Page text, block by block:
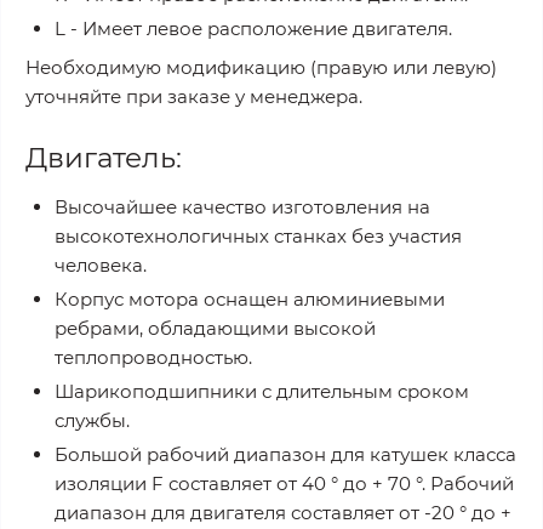
L - Имеет левое расположение двигателя.
Необходимую модификацию (правую или левую)
уточняйте при заказе у менеджера.
Двигатель:
Высочайшее качество изготовления на
высокотехнологичных станках без участия
человека.
Корпус мотора оснащен алюминиевыми
ребрами, обладающими высокой
теплопроводностью.
Шарикоподшипники с длительным сроком
службы.
Большой рабочий диапазон для катушек класса
изоляции F составляет от 40 ° до + 70 °. Рабочий
диапазон для двигателя составляет от -20 ° до +